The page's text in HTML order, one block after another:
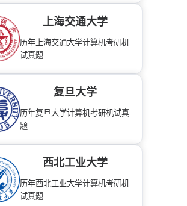
上海交通大学
历年上海交通大学计算机考研机
试真题
复旦大学
历年复旦大学计算机考研机试真
题
西北工业大学
历年西北工业大学计算机考研机
试真题